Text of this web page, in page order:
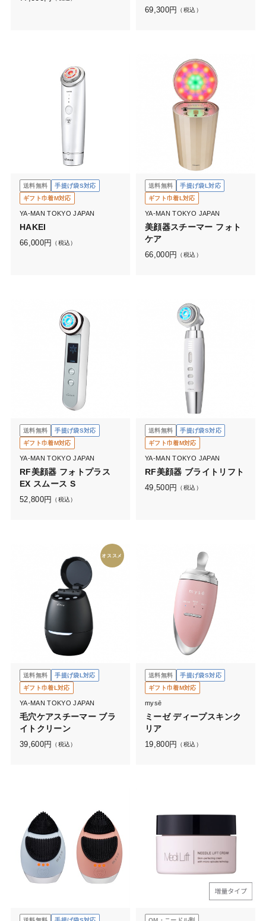
69,300円 （税込）
送料無料
手提げ袋S対応
ギフト巾着M対応
YA-MAN TOKYO JAPAN
HAKEI
66,000円 （税込）
送料無料
手提げ袋L対応
ギフト巾着L対応
YA-MAN TOKYO JAPAN
美顔器スチーマー フォト
ケア
66,000円 （税込）
送料無料
手提げ袋S対応
ギフト巾着M対応
YA-MAN TOKYO JAPAN
RF美顔器 フォトプラス
EX スムース S
52,800円 （税込）
送料無料
手提げ袋S対応
ギフト巾着M対応
YA-MAN TOKYO JAPAN
RF美顔器 ブライトリフト
49,500円 （税込）
オススメ
送料無料
手提げ袋L対応
ギフト巾着L対応
YA-MAN TOKYO JAPAN
毛穴ケアスチーマー ブラ
イトクリーン
39,600円 （税込）
送料無料
手提げ袋S対応
ギフト巾着M対応
mysē
ミーゼ ディープスキンク
リア
19,800円 （税込）